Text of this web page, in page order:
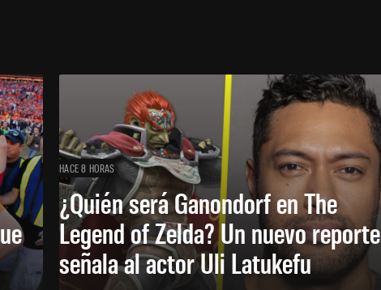
HACE 8 HORAS
¿Quién será Ganondorf en The
Legend of Zelda? Un nuevo reporte
señala al actor Uli Latukefu